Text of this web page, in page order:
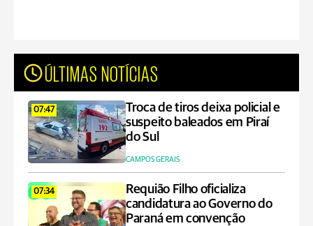
ÚLTIMAS NOTÍCIAS
07:47
Troca de tiros deixa policial e
suspeito baleados em Piraí
do Sul
CAMPOS GERAIS
07:34
Requião Filho oficializa
candidatura ao Governo do
Paraná em convenção